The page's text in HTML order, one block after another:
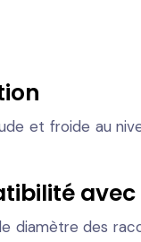
et froide au
avec
diamètre des